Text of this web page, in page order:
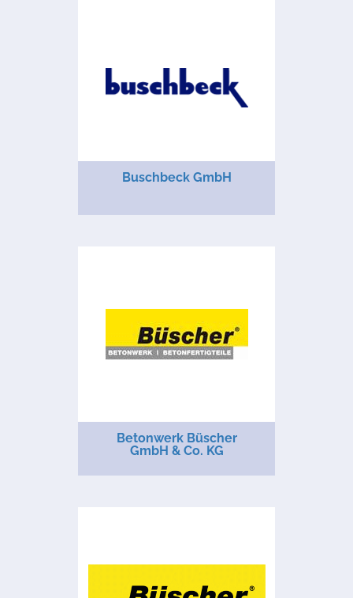
Buschbeck GmbH
Betonwerk Büscher
GmbH & Co. KG